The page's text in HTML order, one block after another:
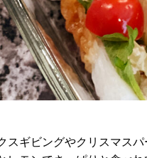
スギビングやクリスマス